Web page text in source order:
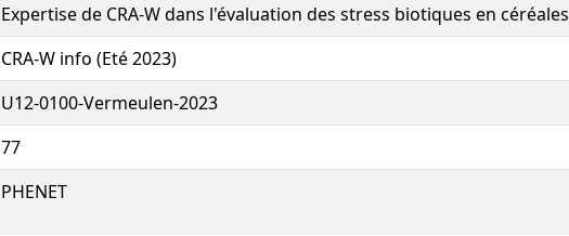
Expertise de CRA-W dans l'évaluation des stress biotiques en céréales
CRA-W info (Eté 2023)
U12-0100-Vermeulen-2023
77
PHENET